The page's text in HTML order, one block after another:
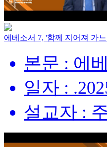
에베소서 7, '함께 지어져 가
본문 : 에
일자 :
설교자 :